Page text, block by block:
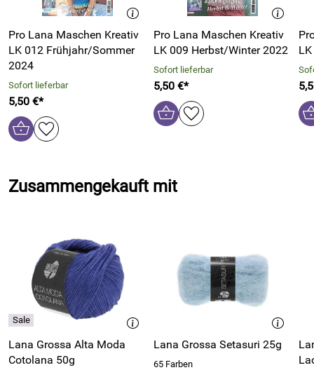
Pro Lana Maschen Kreativ
LK 012 Frühjahr/Sommer
2024
Sofort lieferbar
5,50 €*
Pro Lana Maschen Kreativ
LK 009 Herbst/Winter 2022
Sofort lieferbar
5,50 €*
Zusammengekauft mit
Lana Grossa Alta Moda
Cotolana 50g
Lana Grossa Setasuri 25g
65 Farben